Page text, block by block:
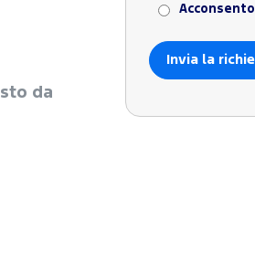
da
Acconsento